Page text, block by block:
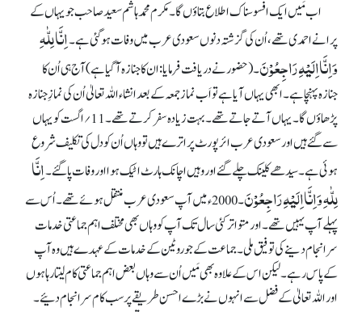
اب مَیں ایک افسوسناک اطلاع بتاؤں گا۔ مکرم محمد ہاشم سعید صاحب جو یہاں کے
پرانے احمدی تھے، اُن کی گزشتہ دنوں سعودی عرب میں وفات ہو گئی ہے۔اِنَّا لِلّٰہِ
وَاِنَّااِلَیْہِ رَاجِعُوْنَ۔ (حضور نے دریافت فرمایا: ان کا جنازہ آ گیا ہے) آج ہی اُن کا
جنازہ پہنچا ہے۔ ابھی یہاں آیا ہے تو اَب نماز جمعہ کے بعد انشاء اللہ تعالیٰ اُن کی نمازِ جنازہ
پڑھاؤں گا۔ یہاں آتے جاتے تھے۔ بہت زیادہ سفر کرتے تھے۔ 11؍ اگست کو یہاں
سے گئے ہیں اور سعودی عرب ائرپورٹ پر اترے ہیں تو وہاں اُن کو دل کی تکلیف شروع
ہوئی ہے۔ سیدھے کلینک چلے گئے اور وہیں اچانک ہارٹ اٹیک ہوا اور وفات پا گئے۔اِنَّا
لِلّٰہِ وَاِنَّااِلَیْہِ رَاجِعُوْنَ
۔ 2000ء میں آپ سعودی عرب منتقل ہوئے تھے۔ اُس سے
پہلے آپ یہیں تھے۔ اور متواتر کئی سال تک آپ کو وہاں بھی مختلف اہم جماعتی خدمات
سرانجام دینے کی توفیق ملی۔ جماعت کے جو روٹین کے خدمات کے عہدے ہیں وہ آپ
کے پاس رہے۔ لیکن اس کے علاوہ بھی مَیں اُن سے وہاں بعض اہم جماعتی کام لیتا رہا ہوں
اور اللہ تعالیٰ کے فضل سے انہوں نے بڑے احسن طریقے پر سب کام سرانجام دئیے۔